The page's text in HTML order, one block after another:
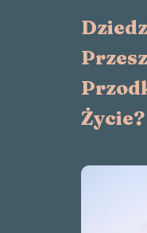
Życie?